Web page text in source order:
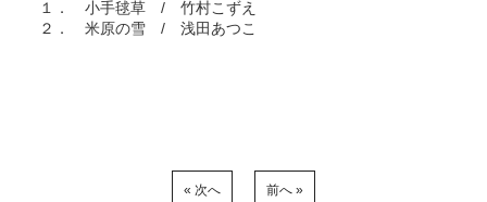
１． 小手毬草 / 竹村こずえ
２． 米原の雪 / 浅田あつこ
« 次へ 前へ »